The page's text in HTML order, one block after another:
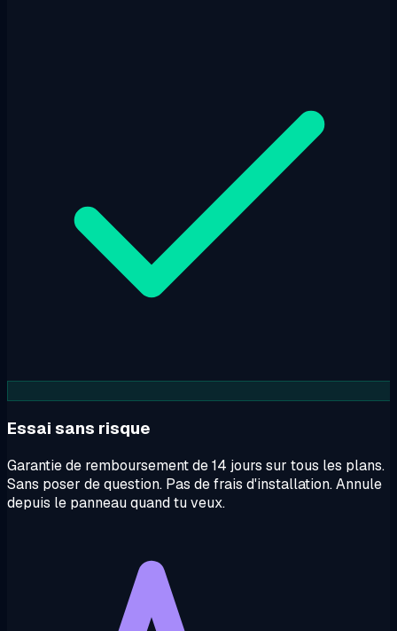
Essai sans risque
Garantie de remboursement de 14 jours sur tous les plans.
Sans poser de question. Pas de frais d'installation. Annule
depuis le panneau quand tu veux.